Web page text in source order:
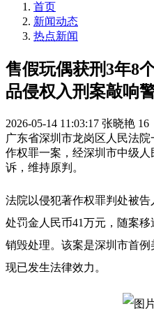
首页
新闻动态
热点新闻
售假玩偶获刑3年8
品侵权入刑案敲响
2026-05-14 11:03:17 张晓艳 16
广东省深圳市龙岗区人民法
作权罪一案，经深圳市中级
诉，维持原判。
法院以侵犯著作权罪判处被
处罚金人民币41万元，随案
销毁处理。该案是深圳市首
现已发生法律效力。